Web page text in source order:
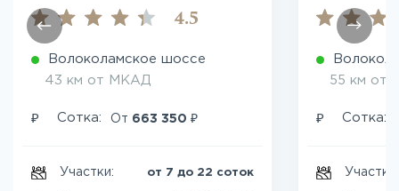
4.5
Волоколамское шоссе
43 км от МКАД
₽ Сотка: От 663 350 ₽
Участки: от 7 до 22 соток
55 км от
₽ Сотка:
Участки: